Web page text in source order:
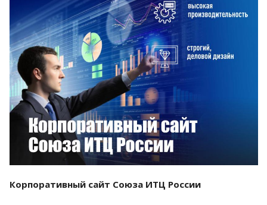
Смотреть проект
Корпоративный сайт Союза ИТЦ России